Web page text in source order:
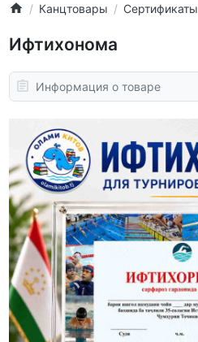
Канцтовары Сертификаты
Ифтихонома
Информация о товаре